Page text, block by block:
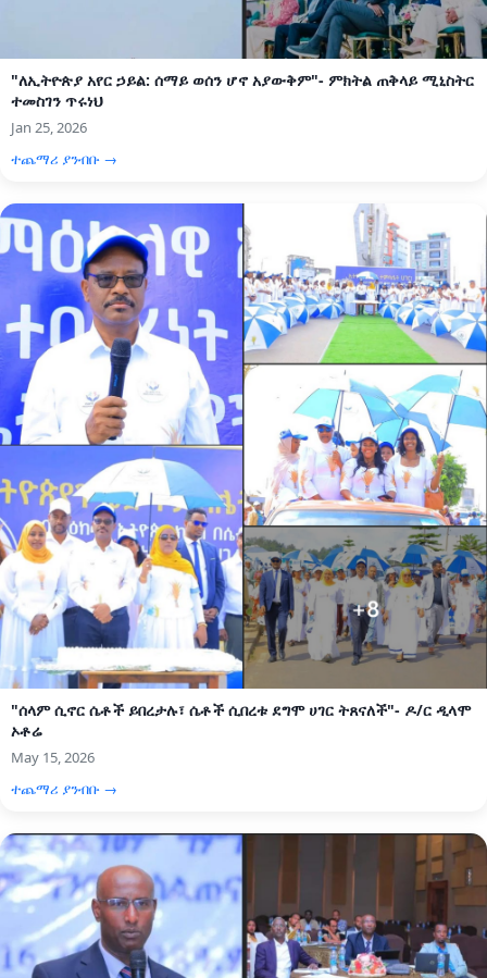
"ለኢትዮጵያ አየር ኃይል: ሰማይ ወሰን ሆኖ አያውቅም"- ምክትል ጠቅላይ ሚኒስትር
ተመስገን ጥሩነህ
Jan 25, 2026
ተጨማሪ ያንብቡ →
"ሰላም ሲኖር ሴቶች ይበረታሉ፣ ሴቶች ሲበረቱ ደግሞ ሀገር ትጸናለች"- ዶ/ር ዲላሞ
ኦቶሬ
May 15, 2026
ተጨማሪ ያንብቡ →